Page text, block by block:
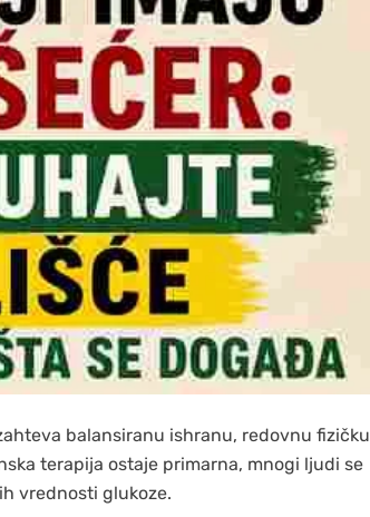
balansiranu ishranu, redovnu fizičku
terapija ostaje primarna, mnogi ljudi se
vrednosti glukoze.